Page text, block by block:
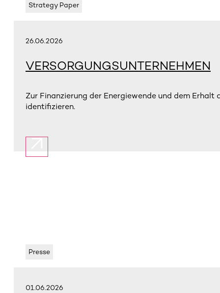
Strategy Paper
26.06.2026
VERSORGUNGSUNTERNEHMEN
Zur Finanzierung der Energiewende und dem
identifizieren.
Presse
01.06.2026